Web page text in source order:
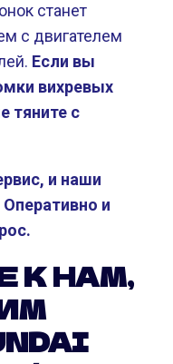
станет
с двигателем
Если вы
вихревых
тяните с
и наши
и
К НАМ,